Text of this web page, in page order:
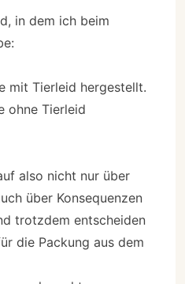
in dem ich beim
mit Tierleid hergestellt.
ohne Tierleid
also nicht nur über
über Konsequenzen
trotzdem entscheiden
die Packung aus dem